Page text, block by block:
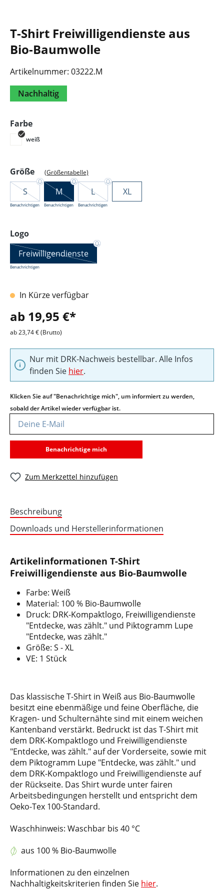
T-Shirt Freiwilligendienste aus
Bio-Baumwolle
Artikelnummer: 03222.M
Nachhaltig
Farbeauswählen
weiß
Größeauswählen
(Größentabelle)
S
Benachrichtigen
M
Benachrichtigen
L
Benachrichtigen
XL
Logoauswählen
Freiwilligendienste
Benachrichtigen
In Kürze verfügbar
ab 19,95 €*
ab 23,74 € (Brutto)
Nur mit DRK-Nachweis bestellbar. Alle Infos
finden Sie hier.
Klicken Sie auf "Benachrichtige mich", um informiert zu werden,
sobald der Artikel wieder verfügbar ist.
Deine E-Mail
Benachrichtige mich
Zum Merkzettel hinzufügen
Beschreibung
Downloads und Herstellerinformationen
Artikelinformationen T-Shirt
Freiwilligendienste aus Bio-Baumwolle
Farbe: Weiß
Material: 100 % Bio-Baumwolle
Druck: DRK-Kompaktlogo, Freiwilligendienste
"Entdecke, was zählt." und Piktogramm Lupe
"Entdecke, was zählt."
Größe: S - XL
VE: 1 Stück
Das klassische T-Shirt in Weiß aus Bio-Baumwolle
besitzt eine ebenmäßige und feine Oberfläche, die
Kragen- und Schulternähte sind mit einem weichen
Kantenband verstärkt. Bedruckt ist das T-Shirt mit
dem DRK-Kompaktlogo und Freiwilligendienste
"Entdecke, was zählt." auf der Vorderseite, sowie mit
dem Piktogramm Lupe "Entdecke, was zählt." und
dem DRK-Kompaktlogo und Freiwilligendienste auf
der Rückseite. Das Shirt wurde unter fairen
Arbeitsbedingungen herstellt und entspricht dem
Oeko-Tex 100-Standard.
Waschhinweis: Waschbar bis 40 °C
aus 100 % Bio-Baumwolle
Informationen zu den einzelnen
Nachhaltigkeitskriterien finden Sie hier.